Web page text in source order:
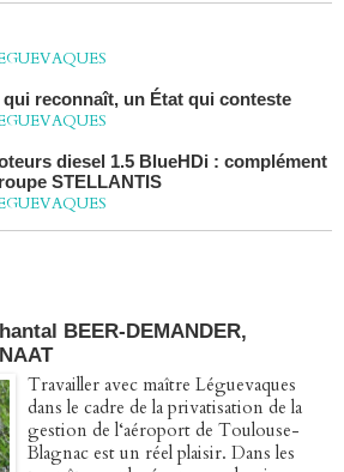
STELLANTIS
BEER-DEMANDER,
Travailler avec maître Léguevaques
dans le cadre de la privatisation de la
gestion de l‘aéroport de Toulouse-
Blagnac est un réel plaisir. Dans les